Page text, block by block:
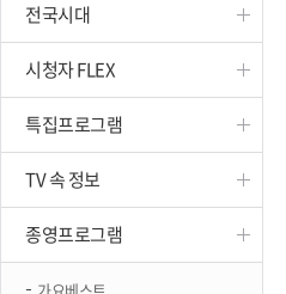
전국시대
시청자 FLEX
특집프로그램
TV 속 정보
종영프로그램